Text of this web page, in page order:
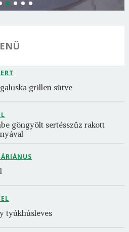
grillen sütve
göngyölt sertésszűz rakott
tyúkhúsleves